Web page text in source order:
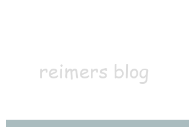
reimers blog